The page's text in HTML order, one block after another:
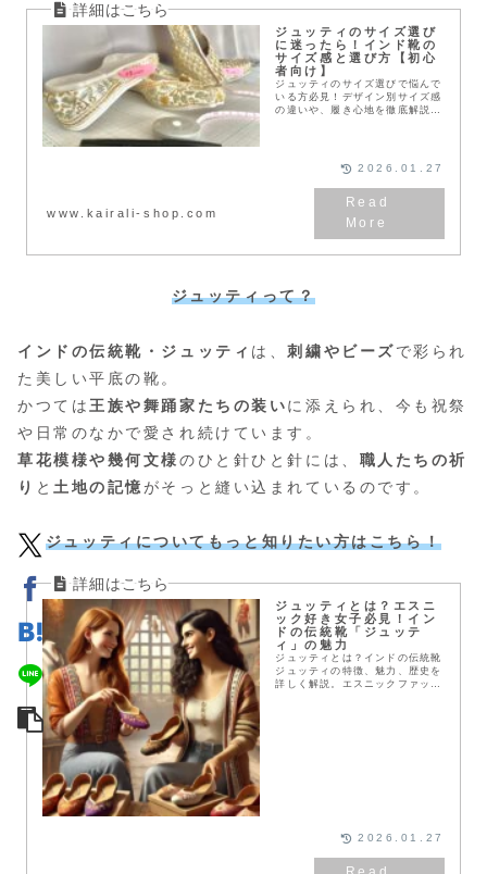
ジュッティのサイズ選び
に迷ったら！インド靴の
サイズ感と選び方【初心
者向け】
ジュッティのサイズ選びで悩んで
いる方必見！デザイン別サイズ感
の違いや、履き心地を徹底解説。
www.kairali-shop.com
2026.01.27
ジュッティって？
インドの伝統靴・ジュッティ は、刺繍やビーズで彩られ
た美しい平底の靴。
かつては 王族や舞踊家たちの装いに添えられ、今も祝祭
や日常のなかで愛され続けています。
草花模様や幾何文様のひと針ひと針には、 職人たちの祈
り と 土地の記憶 がそっと縫い込まれているのです。
ジュッティについてもっと知りたい方はこちら！
ジュッティとは？エスニ
ック好き女子必見！イン
ドの伝統靴「ジュッテ
ィ」の魅力
ジュッティとは？インドの伝統靴
ジュッティの特徴、魅力、歴史を
詳しく解説。エスニックファッシ
2026.01.27